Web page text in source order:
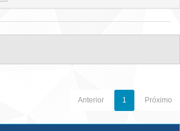
Anterior 1 Próximo